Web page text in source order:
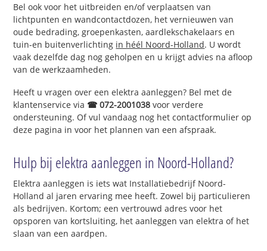
Bel ook voor het uitbreiden en/of verplaatsen van
lichtpunten en wandcontactdozen, het vernieuwen van
oude bedrading, groepenkasten, aardlekschakelaars en
tuin-en buitenverlichting in héél Noord-Holland. U wordt
vaak dezelfde dag nog geholpen en u krijgt advies na afloop
van de werkzaamheden.
Heeft u vragen over een elektra aanleggen? Bel met de
klantenservice via ☎ 072-2001038 voor verdere
ondersteuning. Of vul vandaag nog het contactformulier op
deze pagina in voor het plannen van een afspraak.
Hulp bij elektra aanleggen in Noord-Holland?
Elektra aanleggen is iets wat Installatiebedrijf Noord-
Holland al jaren ervaring mee heeft. Zowel bij particulieren
als bedrijven. Kortom; een vertrouwd adres voor het
opsporen van kortsluiting, het aanleggen van elektra of het
slaan van een aardpen.